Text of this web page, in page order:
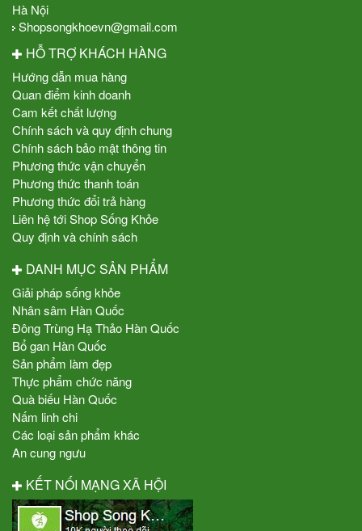
Hà Nội
Shopsongkhoevn@gmail.com
HỖ TRỢ KHÁCH HÀNG
Hướng dẫn mua hàng
Quan điểm kinh doanh
Cam kết chất lượng
Chính sách và quy định chung
Chính sách bảo mật thông tin
Phương thức vận chuyển
Phương thức thanh toán
Phương thức đổi trả hàng
Liên hệ tới Shop Sống Khỏe
Quy định và chính sách
DANH MỤC SẢN PHẨM
Giải pháp sống khỏe
Nhân sâm Hàn Quốc
Đông Trùng Hạ Thảo Hàn Quốc
Bổ gan Hàn Quốc
Sản phẩm làm đẹp
Thực phẩm chức năng
Quà biếu Hàn Quốc
Nấm linh chi
Các loại sản phẩm khác
An cung ngưu
KẾT NỐI MẠNG XÃ HỘI